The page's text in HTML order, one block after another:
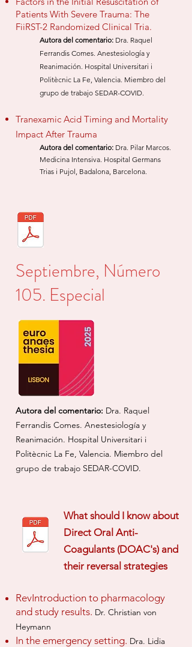
Patients With Severe Trauma: The
FiiRST-2 Randomized Clinical Tria.
Autora del comentario: Dra. Raquel
Ferrandis Comes. Anestesiología y
Reanimación. Hospital Universitari i
Politècnic La Fe, Valencia. Miembro del
grupo de trabajo SEDAR-COVID.
Tranexamic Acid Timing and Mortality
Impact After Trauma
Autora del comentario: Dra. Pilar Marcos.
Medicina Intensiva. Hospital Germans
Trias i Pujol, Badalona, Barcelona.
Septiembre, Número
105. Especial
Autora del comentario: Dra. Raquel
Ferrandis Comes. Anestesiología y
Reanimación. Hospital Universitari i
Politècnic La Fe, Valencia. Miembro del
grupo de trabajo SEDAR-COVID.
What should I know about
Direct Oral Anti-
Coagulants (DOAC's) and
their reversal strategies
RevIntroduction to pharmacology
and study results. Dr. Christian von
Heymann
In the emergency setting. Dra. Lidia